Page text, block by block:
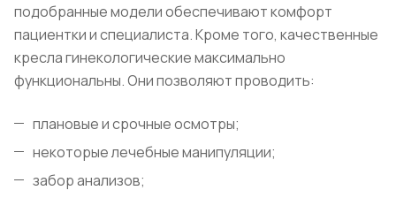
подобранные модели обеспечивают комфорт
пациентки и специалиста. Кроме того, качественные
кресла гинекологические максимально
функциональны. Они позволяют проводить:
плановые и срочные осмотры;
некоторые лечебные манипуляции;
забор анализов;